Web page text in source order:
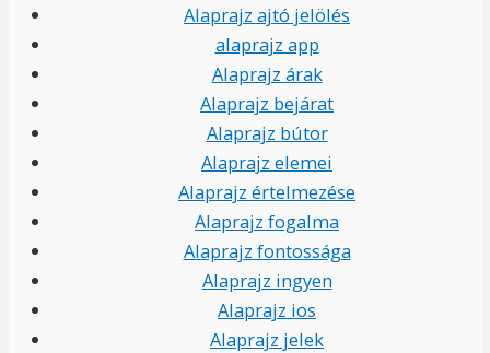
Alaprajz ajtó jelölés
alaprajz app
Alaprajz árak
Alaprajz bejárat
Alaprajz bútor
Alaprajz elemei
Alaprajz értelmezése
Alaprajz fogalma
Alaprajz fontossága
Alaprajz ingyen
Alaprajz ios
Alaprajz jelek